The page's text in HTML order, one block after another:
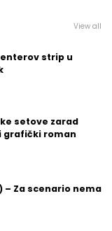
View all
strip u
setove zarad
grafički roman
– Za scenario nema